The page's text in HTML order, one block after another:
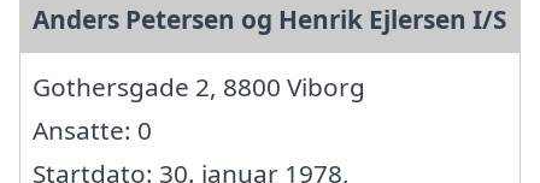
Anders Petersen og Henrik Ejlersen I/S
Gothersgade 2, 8800 Viborg
Ansatte: 0
Startdato: 30. januar 1978,